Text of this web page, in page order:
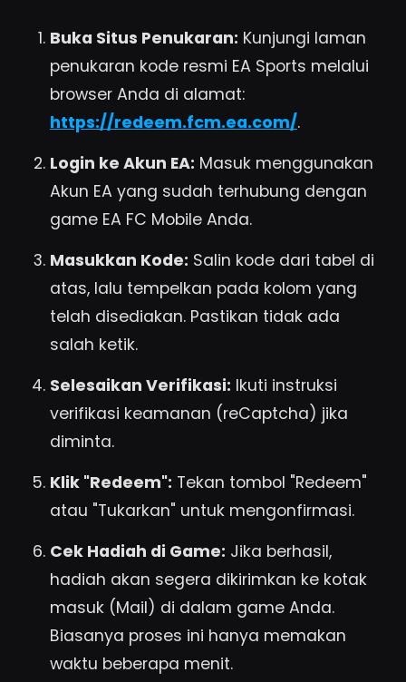
Buka Situs Penukaran: Kunjungi laman
penukaran kode resmi EA Sports melalui
browser Anda di alamat:
https://redeem.fcm.ea.com/.
Login ke Akun EA: Masuk menggunakan
Akun EA yang sudah terhubung dengan
game EA FC Mobile Anda.
Masukkan Kode: Salin kode dari tabel di
atas, lalu tempelkan pada kolom yang
telah disediakan. Pastikan tidak ada
salah ketik.
Selesaikan Verifikasi: Ikuti instruksi
verifikasi keamanan (reCaptcha) jika
diminta.
Klik "Redeem": Tekan tombol "Redeem"
atau "Tukarkan" untuk mengonfirmasi.
Cek Hadiah di Game: Jika berhasil,
hadiah akan segera dikirimkan ke kotak
masuk (Mail) di dalam game Anda.
Biasanya proses ini hanya memakan
waktu beberapa menit.